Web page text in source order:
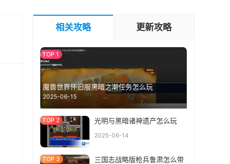
相关攻略 更新攻略
魔兽世界怀旧服黑暗之潮任务怎么玩
2025-06-15
光明与黑暗诸神遗产怎么玩
2025-06-14
三国志战略版枪兵鲁肃怎么带